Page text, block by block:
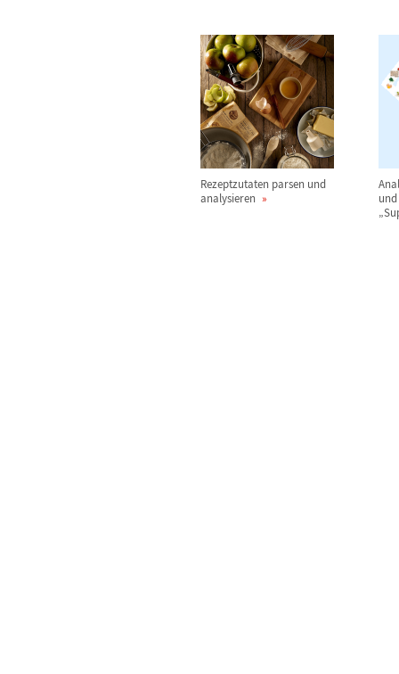
Rezeptzutaten parsen und
analysieren